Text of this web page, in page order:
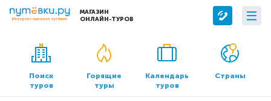
МАГАЗИН
ОНЛАЙН-ТУРОВ
Сервисы
Бронирование отелей
Трансфер
О компании
О нас
Контакты
Поиск
туров
Горящие
туры
Календарь
туров
Страны